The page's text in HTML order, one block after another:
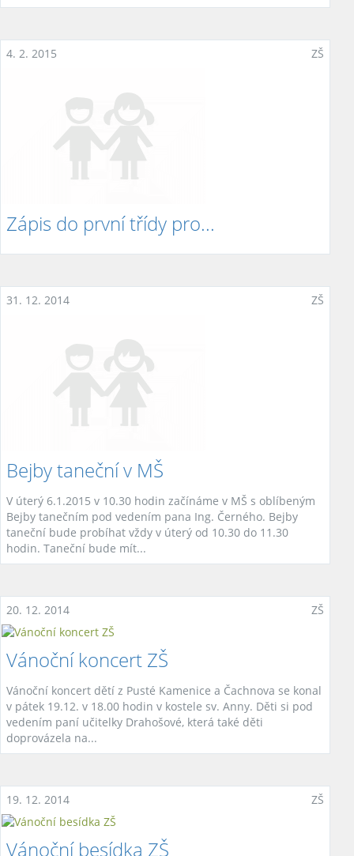
4. 2. 2015 ZŠ
Zápis do první třídy pro...
31. 12. 2014 ZŠ
Bejby taneční v MŠ
V úterý 6.1.2015 v 10.30 hodin začínáme v MŠ s oblíbeným
Bejby tanečním pod vedením pana Ing. Černého. Bejby
taneční bude probíhat vždy v úterý od 10.30 do 11.30
hodin. Taneční bude mít...
20. 12. 2014 ZŠ
Vánoční koncert ZŠ
Vánoční koncert dětí z Pusté Kamenice a Čachnova se konal
v pátek 19.12. v 18.00 hodin v kostele sv. Anny. Děti si pod
vedením paní učitelky Drahošové, která také děti
doprovázela na...
19. 12. 2014 ZŠ
Vánoční besídka ZŠ